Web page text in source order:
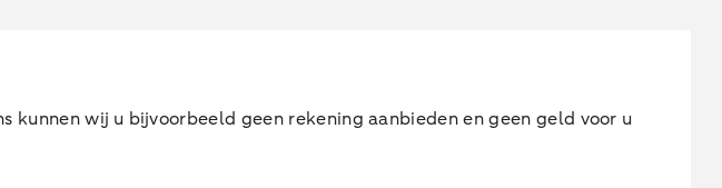
kunnen wij u bijvoorbeeld geen rekening aanbieden en geen geld voor u